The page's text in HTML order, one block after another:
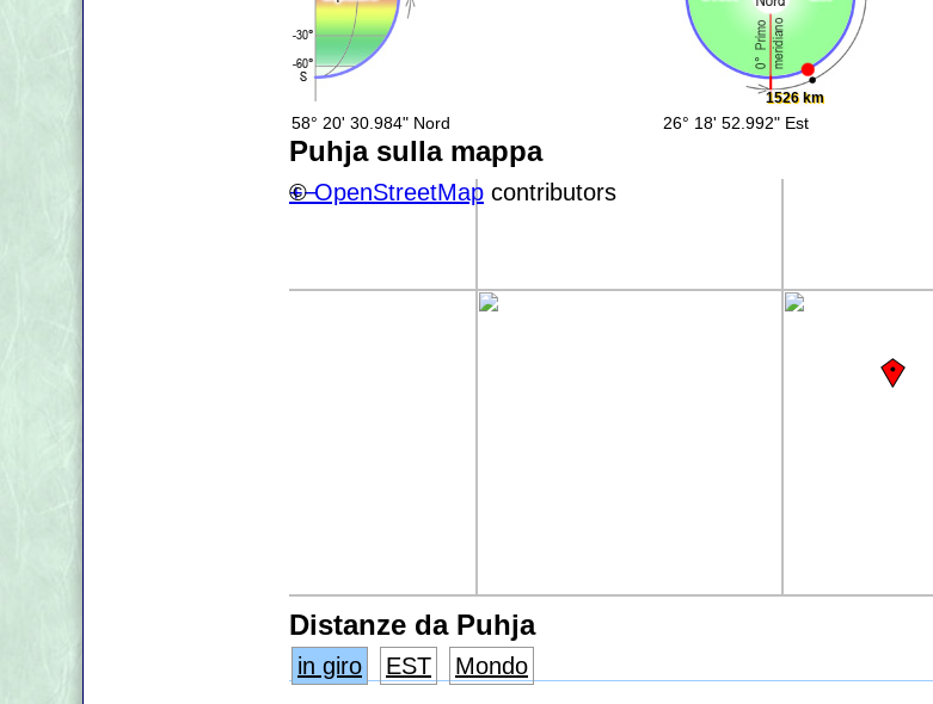
58° 20' 30.984" Nord
1526 km
26° 18' 52.992" Est
Puhja sulla mappa
+−
©OpenStreetMap contributors
Distanze da Puhja
in giro EST
Mondo